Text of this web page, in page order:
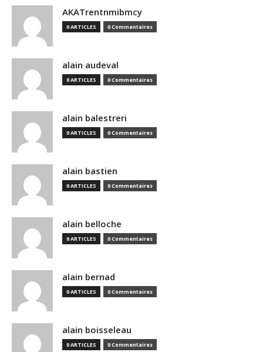
AKATrentnmibmcy
0 ARTICLES 0 Commentaires
alain audeval
0 ARTICLES 0 Commentaires
alain balestreri
0 ARTICLES 0 Commentaires
alain bastien
0 ARTICLES 0 Commentaires
alain belloche
0 ARTICLES 0 Commentaires
alain bernad
0 ARTICLES 0 Commentaires
alain boisseleau
0 ARTICLES 0 Commentaires